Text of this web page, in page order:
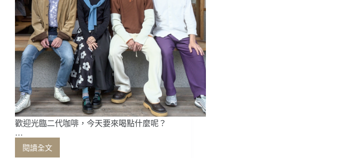
歡迎光臨二代咖啡，今天要來喝點什麼呢？
…
閱讀全文
歡